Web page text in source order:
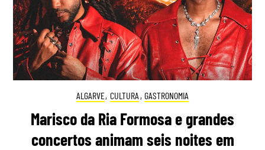
ALGARVE, CULTURA , GASTRONOMIA
Marisco da Ria Formosa e grandes
concertos animam seis noites em